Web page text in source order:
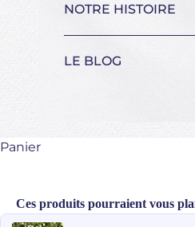
NOTRE HISTOIRE
LE BLOG
Panier
Ces produits pourraient vous
Use the Previous and Next buttons to